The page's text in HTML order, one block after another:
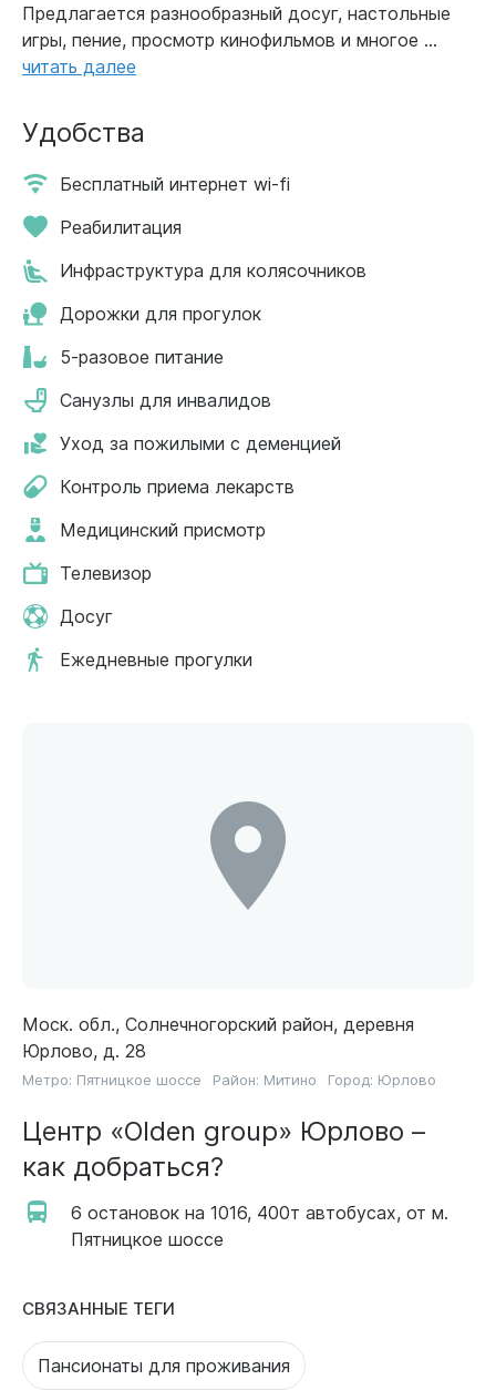
Предлагается разнообразный досуг, настольные
игры, пение, просмотр кинофильмов и многое ...
читать далее
Удобства
Бесплатный интернет wi-fi
Реабилитация
Инфраструктура для колясочников
Дорожки для прогулок
5-разовое питание
Санузлы для инвалидов
Уход за пожилыми с деменцией
Контроль приема лекарств
Медицинский присмотр
Телевизор
Досуг
Ежедневные прогулки
Моск. обл., Солнечногорский район, деревня
Юрлово, д. 28
Метро: Пятницкое шоссе Район: Митино Город: Юрлово
Центр «Olden group» Юрлово –
как добраться?
6 остановок на 1016, 400т автобусах, от м.
Пятницкое шоссе
СВЯЗАННЫЕ ТЕГИ
Пансионаты для проживания